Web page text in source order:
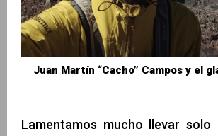
Juan Martín “Cacho” Campos y el
Lamentamos mucho llevar solo